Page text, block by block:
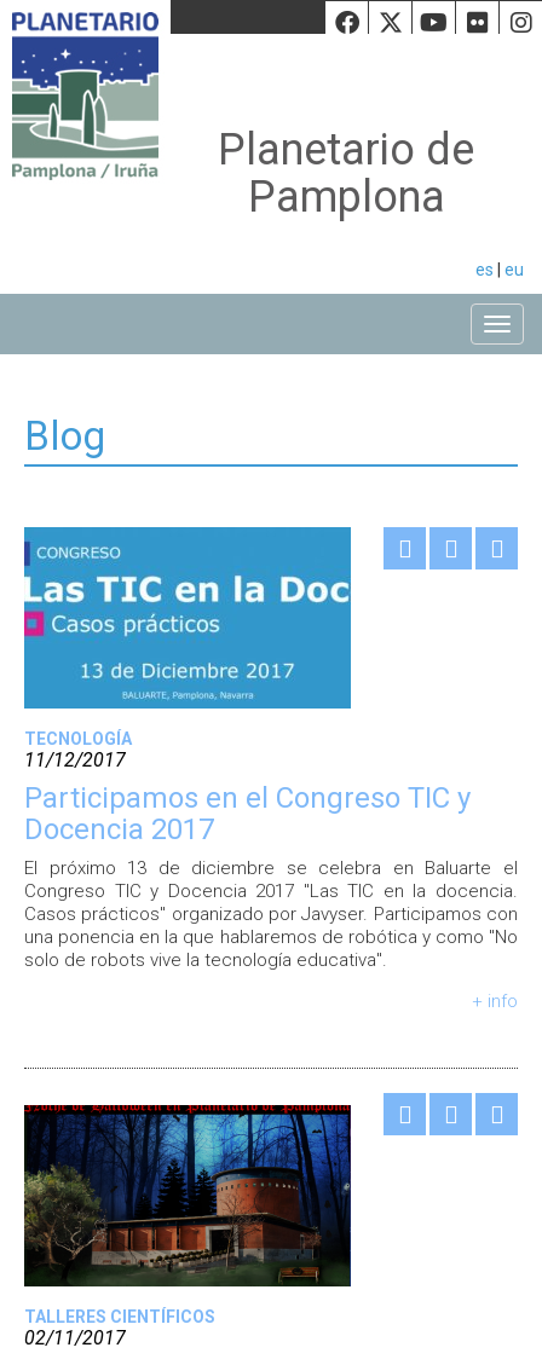
Facebook
Twiiter
Planetario de
Pamplona
es eu
Blog
TECNOLOGÍA
11/12/2017
Participamos en el Congreso TIC y
Docencia 2017
El próximo 13 de diciembre se celebra en Baluarte el
Congreso TIC y Docencia 2017 "Las TIC en la docencia.
Casos prácticos" organizado por Javyser. Participamos con
una ponencia en la que hablaremos de robótica y como "No
solo de robots vive la tecnología educativa".
+ info
TALLERES CIENTÍFICOS
02/11/2017